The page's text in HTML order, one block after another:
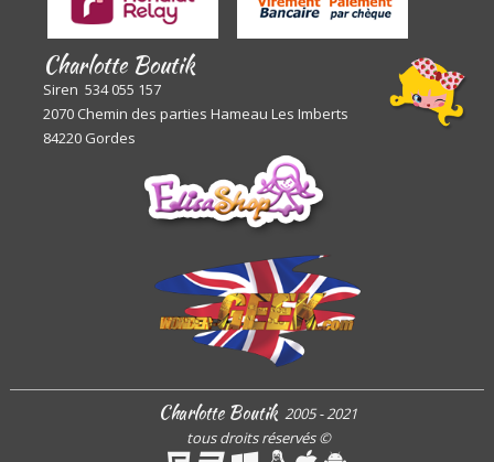
Charlotte Boutik
Siren 534 055 157
2070 Chemin des parties Hameau Les Imberts
84220 Gordes
Charlotte Boutik 2005 - 2021
tous droits réservés©